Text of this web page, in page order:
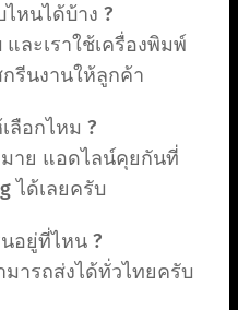
หนได้บ้าง ?
และเราใช้เครื่องพิมพ์
รีนงานให้ลูกค้า
ลือกไหม ?
มาย แอดไลน์คุยกันที่
ได้เลยครับ
อยู่ที่ไหน ?
ารถส่งได้ทั่วไทยครับ